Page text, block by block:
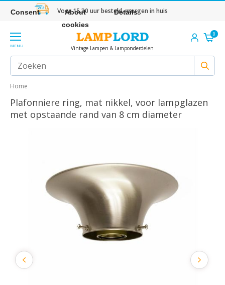
Voor 15.30 uur besteld, morgen in huis
MENU Vintage Lampen & Lamponderdelen
0
Home
Plafonniere ring, mat nikkel, voor lampglazen
met opstaande rand van 8 cm diameter
Consent
About
cookies
Details